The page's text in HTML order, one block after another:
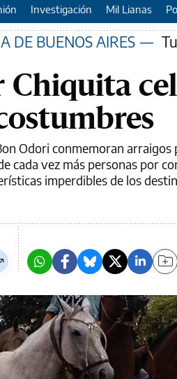
Investigación Mil Lianas
DE BUENOS AIRES —
Chiquita
Odori conmemoran
cada vez más personas por
imperdibles de los